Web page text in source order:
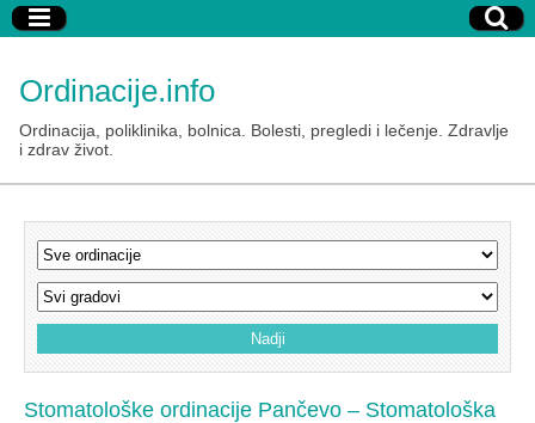
Ordinacije.info
Ordinacija, poliklinika, bolnica. Bolesti, pregledi i lečenje. Zdravlje
i zdrav život.
Stomatološke ordinacije Pančevo – Stomatološka